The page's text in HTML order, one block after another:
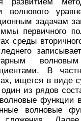
волнового
задачам
первичного
среды
В
ищется в виде
один из рядов
функции
волновые